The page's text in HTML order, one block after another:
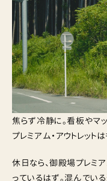
焦らず冷静に。看板やマ
プレミアム・アウトレット
休日なら、御殿場プレミア
っているはず。混んでい